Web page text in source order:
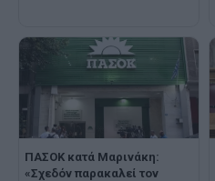
ΠΑΣΟΚ κατά Μαρινάκη:
«Σχεδόν παρακαλεί τον